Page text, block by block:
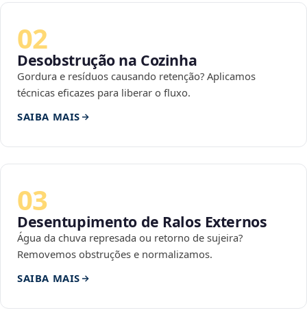
02
Desobstrução na Cozinha
Gordura e resíduos causando retenção? Aplicamos
técnicas eficazes para liberar o fluxo.
SAIBA MAIS
03
Desentupimento de Ralos Externos
Água da chuva represada ou retorno de sujeira?
Removemos obstruções e normalizamos.
SAIBA MAIS